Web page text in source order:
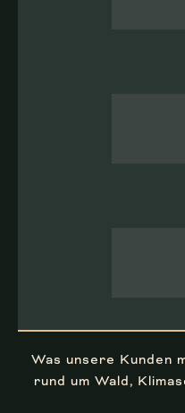
Was unsere Kunden
rund um Wald,